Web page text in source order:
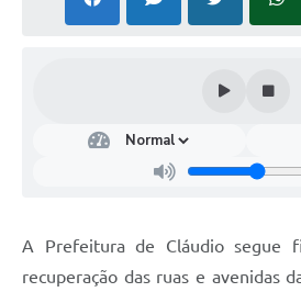
A Prefeitura de Cláudio segue
recuperação das ruas e avenidas